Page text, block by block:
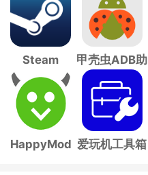
Steam
甲壳虫ADB助
手
HappyMod 爱玩机工具箱